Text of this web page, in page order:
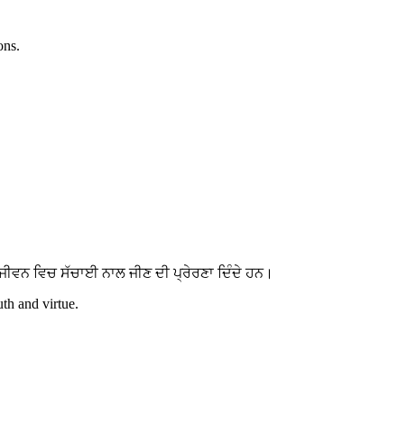
ਵਿਚ ਸੱਚਾਈ ਨਾਲ ਜੀਣ ਦੀ ਪ੍ਰੇਰਣਾ ਦਿੰਦੇ ਹਨ।
and virtue.